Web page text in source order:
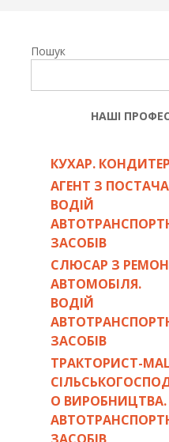
Пошук
НАШІ
КУХАР. КОНДИТЕР
АГЕНТ З
ВОДІЙ
ЗАСОБІВ
СЛЮСАР З
АВТОМОБІЛЯ.
ВОДІЙ
ЗАСОБІВ
ТРАКТОРИСТ-
О ВИРОБНИЦТВА.